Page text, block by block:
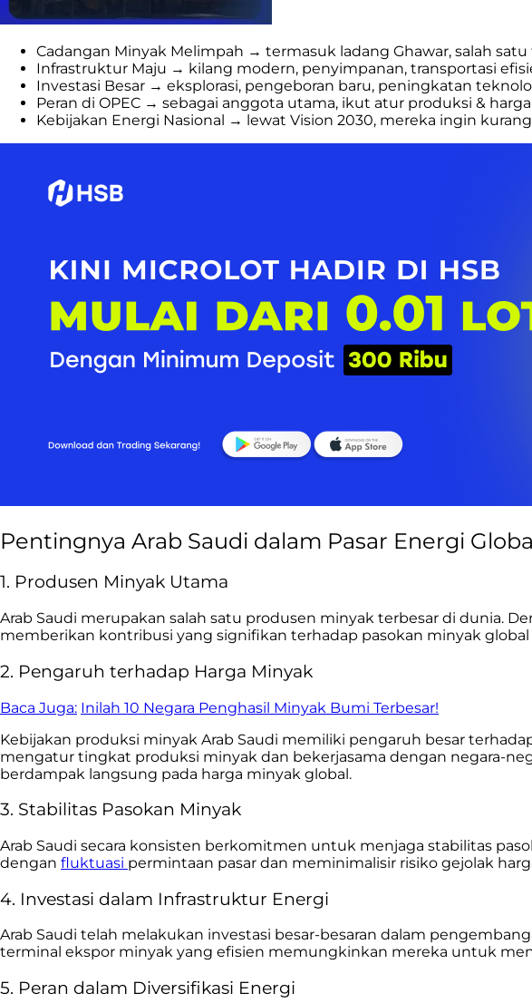
Cadangan Minyak Melimpah → termasuk ladang Ghawar, salah satu
Infrastruktur Maju → kilang modern, penyimpanan, transportasi
Investasi Besar → eksplorasi, pengeboran baru, peningkatan
Peran di OPEC → sebagai anggota utama, ikut atur produksi &
Kebijakan Energi Nasional → lewat Vision 2030, mereka ingin
Pentingnya Arab Saudi dalam Pasar Energi
1. Produsen Minyak Utama
Arab Saudi merupakan salah satu produsen minyak terbesar di dunia.
memberikan kontribusi yang signifikan terhadap pasokan minyak
2. Pengaruh terhadap Harga Minyak
Baca Juga: Inilah 10 Negara Penghasil Minyak Bumi Terbesar!
Kebijakan produksi minyak Arab Saudi memiliki pengaruh besar
mengatur tingkat produksi minyak dan bekerjasama dengan negara-
berdampak langsung pada harga minyak global.
3. Stabilitas Pasokan Minyak
Arab Saudi secara konsisten berkomitmen untuk menjaga stabilitas
dengan fluktuasi permintaan pasar dan meminimalisir risiko gejolak
4. Investasi dalam Infrastruktur Energi
Arab Saudi telah melakukan investasi besar-besaran dalam
terminal ekspor minyak yang efisien memungkinkan mereka untuk
5. Peran dalam Diversifikasi Energi